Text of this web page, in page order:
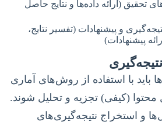
تحقیق (ارائه داده‌ها و نتایج حاصل
و پیشنهادات (تفسیر نتایج،
پیشنهادات)
باید با استفاده از روش‌های آماری
(کیفی) تجزیه و تحلیل شوند.
و استخراج نتیجه‌گیری‌های